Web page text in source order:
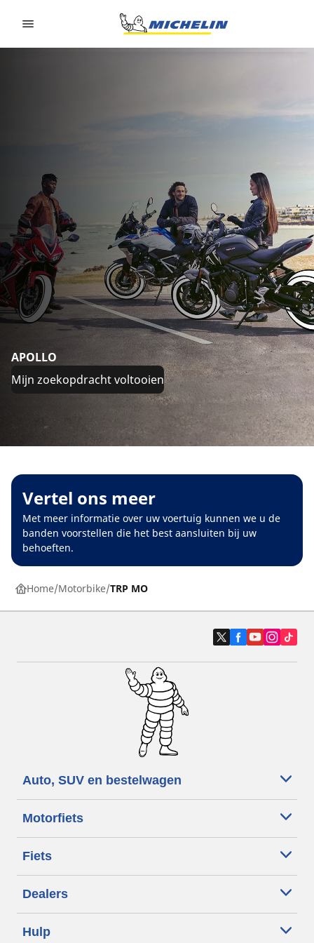
APOLLO
Mijn zoekopdracht voltooien
Vertel ons meer
Met meer informatie over uw voertuig kunnen we u de
banden voorstellen die het best aansluiten bij uw
behoeften.
Home Motorbike TRP MO
Auto, SUV en bestelwagen
Motorfiets
Fiets
Dealers
Hulp